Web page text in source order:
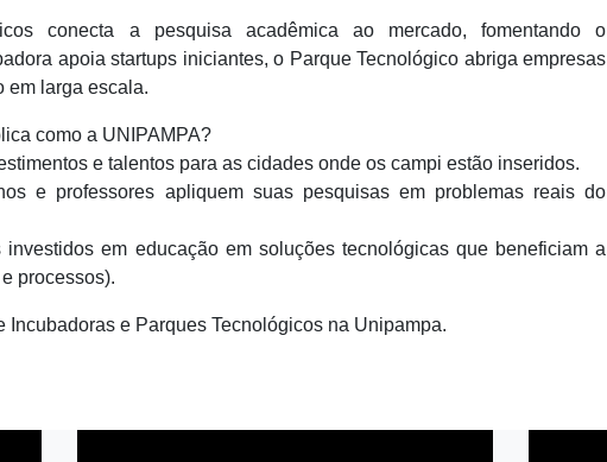
conecta a pesquisa acadêmica ao mercado, fomentando o
apoia startups iniciantes, o Parque Tecnológico abriga empresas
em larga escala.
como a UNIPAMPA?
e talentos para as cidades onde os campi estão inseridos.
e professores apliquem suas pesquisas em problemas reais do
investidos em educação em soluções tecnológicas que beneficiam a
processos).
Incubadoras e Parques Tecnológicos na Unipampa.